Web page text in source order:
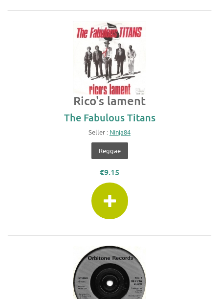
Rico's lament
The Fabulous Titans
Seller : Ninja84
Reggae
€9.15